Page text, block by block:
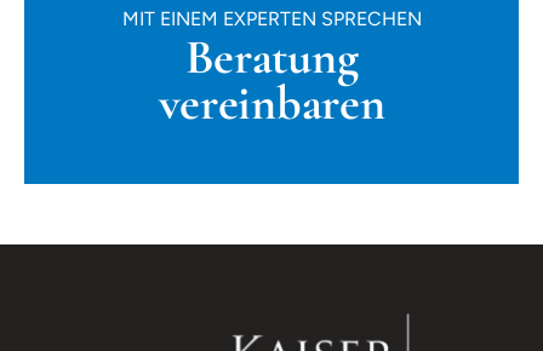
MIT EINEM EXPERTEN SPRECHEN
Beratung
vereinbaren